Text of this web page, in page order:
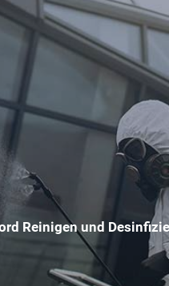
Reinigen und